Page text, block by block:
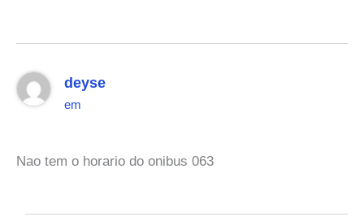
deyse
em
Nao tem o horario do onibus 063